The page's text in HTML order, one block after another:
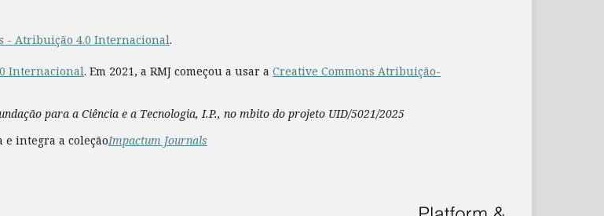
- Atribuição 4.0 Internacional.
Internacional. Em 2021, a RMJ começou a usar a Creative Commons Atribuição-
para a Ciência e a Tecnologia, I.P., no mbito do projeto UID/5021/2025
integra a coleçãoImpactum Journals